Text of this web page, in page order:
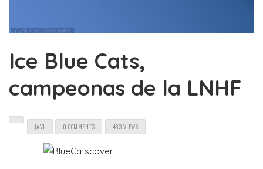
Ice Blue Cats,
campeonas de la LNHF
JAVI 0 COMMENTS 483 VIEWS